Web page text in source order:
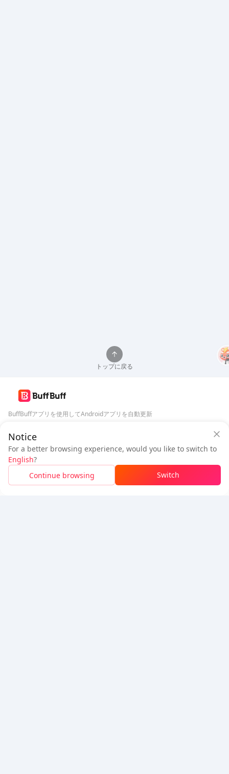
支払い待ち
$0.07お得
$0.92
ログイン して50ポイント（0.50 USD） を獲得
チャージ
Notice
For a better browsing experience, would you like to switch to
English?
Continue browsing
Switch
トップに戻る
BuffBuffアプリを使用してAndroidアプリを自動更新
フォローする
5% OFF5% OFF